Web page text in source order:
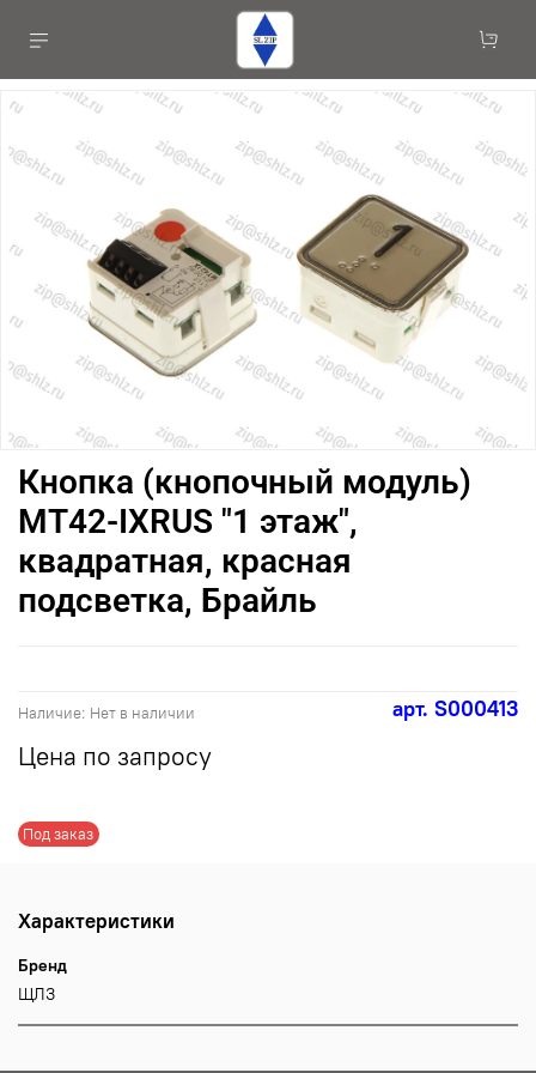
арт. S000413
Наличие: Нет в наличии
Под заказ
Кнопка (кнопочный модуль)
MT42-IXRUS "1 этаж",
квадратная, красная
подсветка, Брайль
Цена по запросу
Характеристики
Бренд
ЩЛЗ